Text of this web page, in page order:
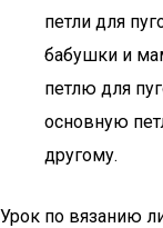
петли для
бабушки и
петлю для
основную
другому.
Урок по вязанию